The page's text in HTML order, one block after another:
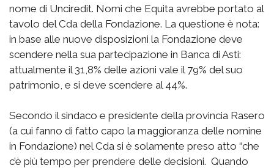
nome di Unciredit. Nomi che Equita avrebbe portato al
tavolo del Cda della Fondazione. La questione è nota:
in base alle nuove disposizioni la Fondazione deve
scendere nella sua partecipazione in Banca di Asti:
attualmente il 31,8% delle azioni vale il 79% del suo
patrimonio, e si deve scendere al 44%.
Secondo il sindaco e presidente della provincia Rasero
(a cui fanno di fatto capo la maggioranza delle nomine
in Fondazione) nel Cda si è solamente preso atto “che
c’è più tempo per prendere delle decisioni. Quando